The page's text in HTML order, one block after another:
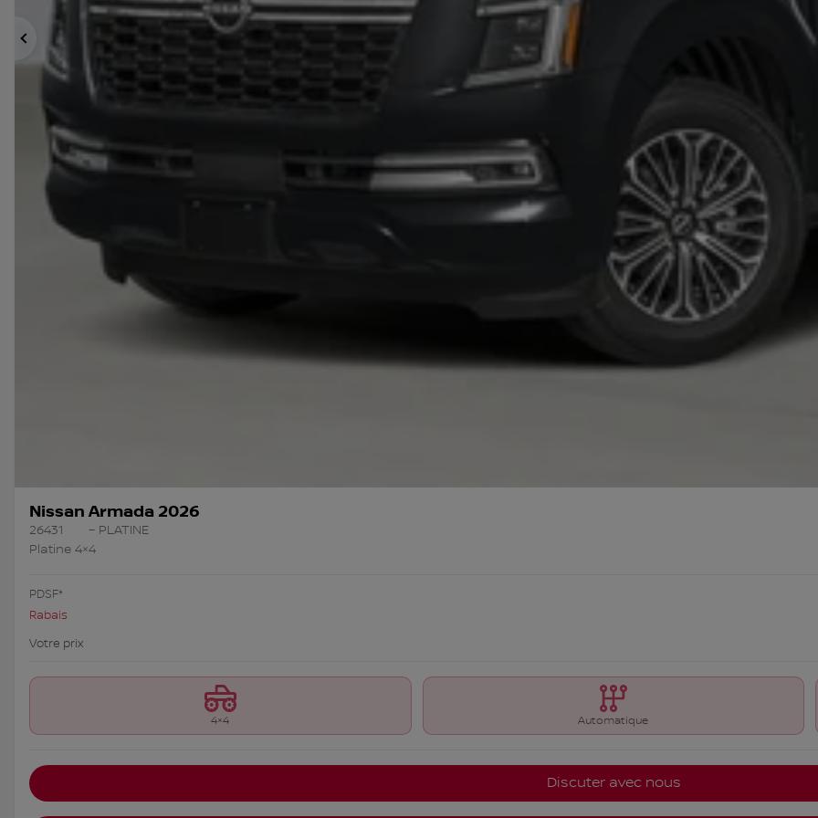
Précédent
Nissan Armada 2026
26431
– PLATINE
Platine 4×4
PDSF*
Rabais
Votre prix
4×4 Automatique
Discuter avec nous